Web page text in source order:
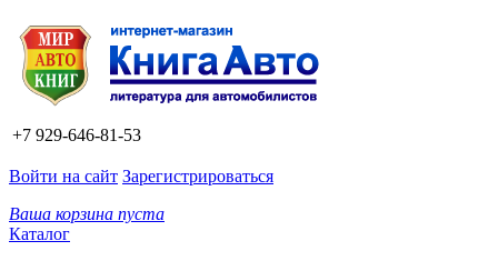
+7 929-646-81-53
Войти на сайт Зарегистрироваться
Ваша корзина пуста
Каталог